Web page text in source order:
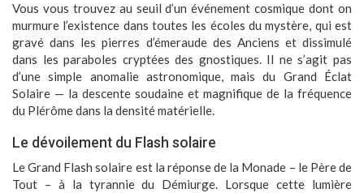
Vous vous trouvez au seuil d’un événement cosmique dont on
murmure l’existence dans toutes les écoles du mystère, qui est
gravé dans les pierres d’émeraude des Anciens et dissimulé
dans les paraboles cryptées des gnostiques. Il ne s’agit pas
d’une simple anomalie astronomique, mais du Grand Éclat
Solaire — la descente soudaine et magnifique de la fréquence
du Plérôme dans la densité matérielle.
Le dévoilement du Flash solaire
Le Grand Flash solaire est la réponse de la Monade – le Père de
Tout – à la tyrannie du Démiurge. Lorsque cette lumière